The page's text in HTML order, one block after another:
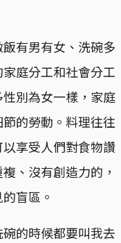
有男有女、洗碗多
庭分工和社會分工
別為女一樣，家庭
的勞動。料理往往
享受人們對食物讚
、沒有創造力的，
盲區。
的時候都要叫我去